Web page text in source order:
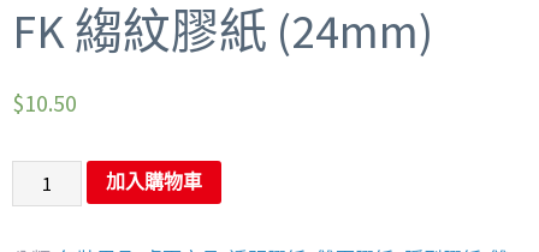
FK 縐紋膠紙 (24mm)
$10.50
加入購物車